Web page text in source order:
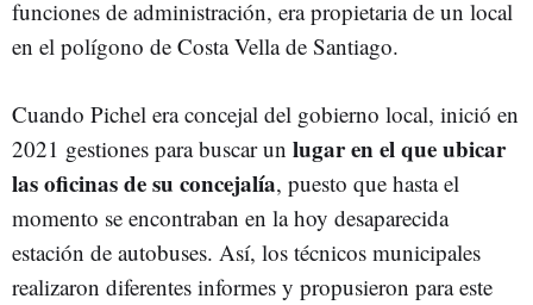
funciones de administración, era propietaria de un local
en el polígono de Costa Vella de Santiago.
Cuando Pichel era concejal del gobierno local, inició en
2021 gestiones para buscar un lugar en el que ubicar
las oficinas de su concejalía, puesto que hasta el
momento se encontraban en la hoy desaparecida
estación de autobuses. Así, los técnicos municipales
realizaron diferentes informes y propusieron para este